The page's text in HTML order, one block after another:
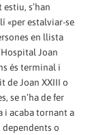
s’han
«per estalviar-se
en llista
Joan
és terminal i
de Joan XXIII o
se n’ha de fer
i acaba tornant a
dependents o